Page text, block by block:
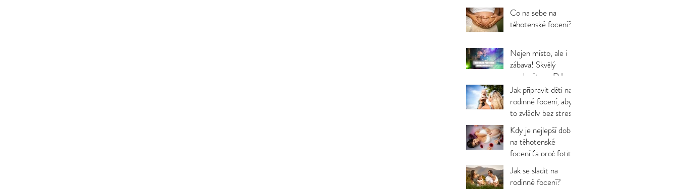
Co na sebe na
těhotenské focení?
Nejen místo, ale i
zábava! Skvělý
moderátor a DJ na
svatbu Ostrava:
Roman Pastorek
Jak připravit děti na
rodinné focení, aby
to zvládly bez stresu
Kdy je nejlepší doba
na těhotenské
focení (a proč fotit
kolem 30. týdne)?
Jak se sladit na
rodinné focení?